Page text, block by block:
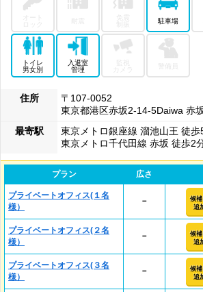
駐車場
トイレ
男女別
入退室
管理
カメラ
警備員
住所
〒107-0052
東京都港区赤坂2-14-5Daiwa 赤
最寄駅
東京メトロ銀座線 溜池山王 徒歩
東京メトロ千代田線 赤坂 徒歩2
プラン 広さ
プライベートオフィス(１名
様）
－
候
追
プライベートオフィス(２名
様）
－
候
追
プライベートオフィス(３名
様）
－
候
追